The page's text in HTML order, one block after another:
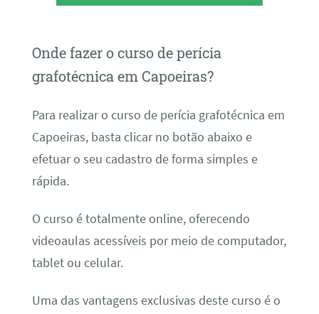
Onde fazer o curso de perícia
grafotécnica em Capoeiras?
Para realizar o curso de perícia grafotécnica em
Capoeiras, basta clicar no botão abaixo e
efetuar o seu cadastro de forma simples e
rápida.
O curso é totalmente online, oferecendo
videoaulas acessíveis por meio de computador,
tablet ou celular.
Uma das vantagens exclusivas deste curso é o